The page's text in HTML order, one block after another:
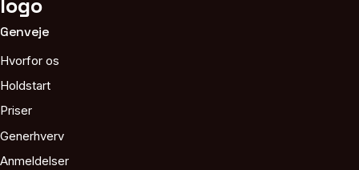
Genveje
Hvorfor os
Holdstart
Priser
Generhverv
Anmeldelser